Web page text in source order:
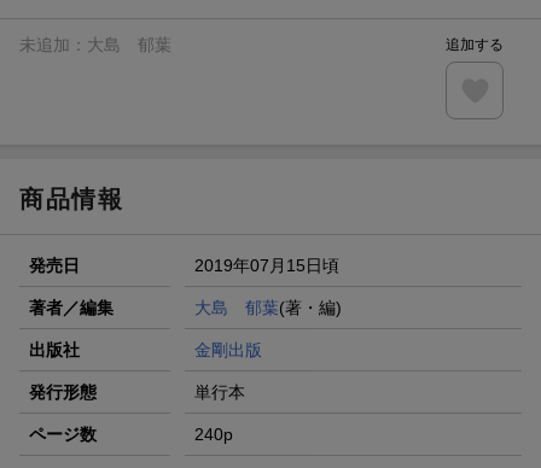
未追加： 大島 郁葉 追加する
商品情報
発売日 2019年07月15日頃
著者／編集 大島 郁葉(著・編)
出版社 金剛出版
発行形態 単行本
ページ数 240p